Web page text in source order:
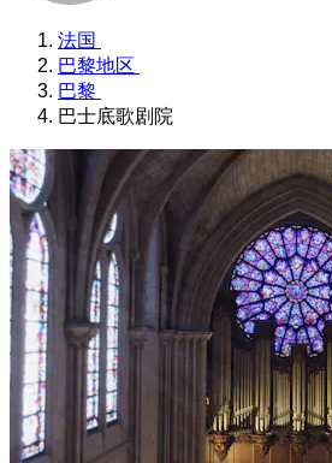
法国
巴黎地区
巴黎
巴士底歌剧院